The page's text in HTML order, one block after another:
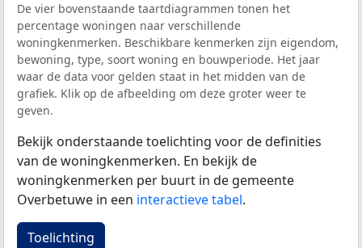
De vier bovenstaande taartdiagrammen tonen het
percentage woningen naar verschillende
woningkenmerken. Beschikbare kenmerken zijn eigendom,
bewoning, type, soort woning en bouwperiode. Het jaar
waar de data voor gelden staat in het midden van de
grafiek. Klik op de afbeelding om deze groter weer te
geven.
Bekijk onderstaande toelichting voor de definities
van de woningkenmerken. En bekijk de
woningkenmerken per buurt in de gemeente
Overbetuwe in een interactieve tabel.
Toelichting